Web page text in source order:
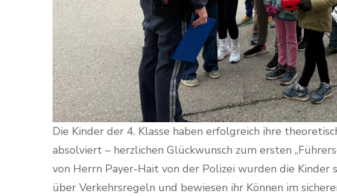
Die Kinder der 4. Klasse haben erfolgreich ihre
absolviert – herzlichen Glückwunsch zum ersten
von Herrn Payer-Hait von der Polizei wurden die
über Verkehrsregeln und bewiesen ihr Können im